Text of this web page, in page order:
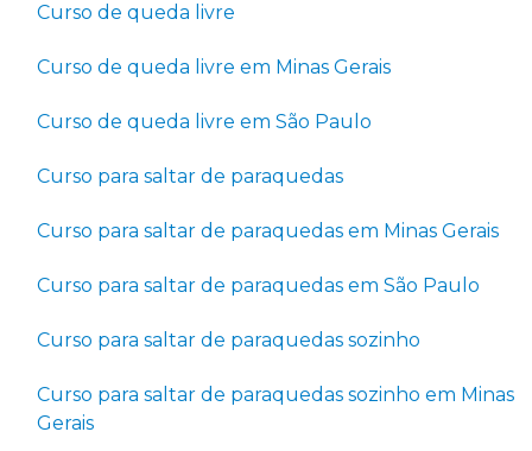
Curso de queda livre
Curso de queda livre em Minas Gerais
Curso de queda livre em São Paulo
Curso para saltar de paraquedas
Curso para saltar de paraquedas em Minas Gerais
Curso para saltar de paraquedas em São Paulo
Curso para saltar de paraquedas sozinho
Curso para saltar de paraquedas sozinho em Minas
Gerais